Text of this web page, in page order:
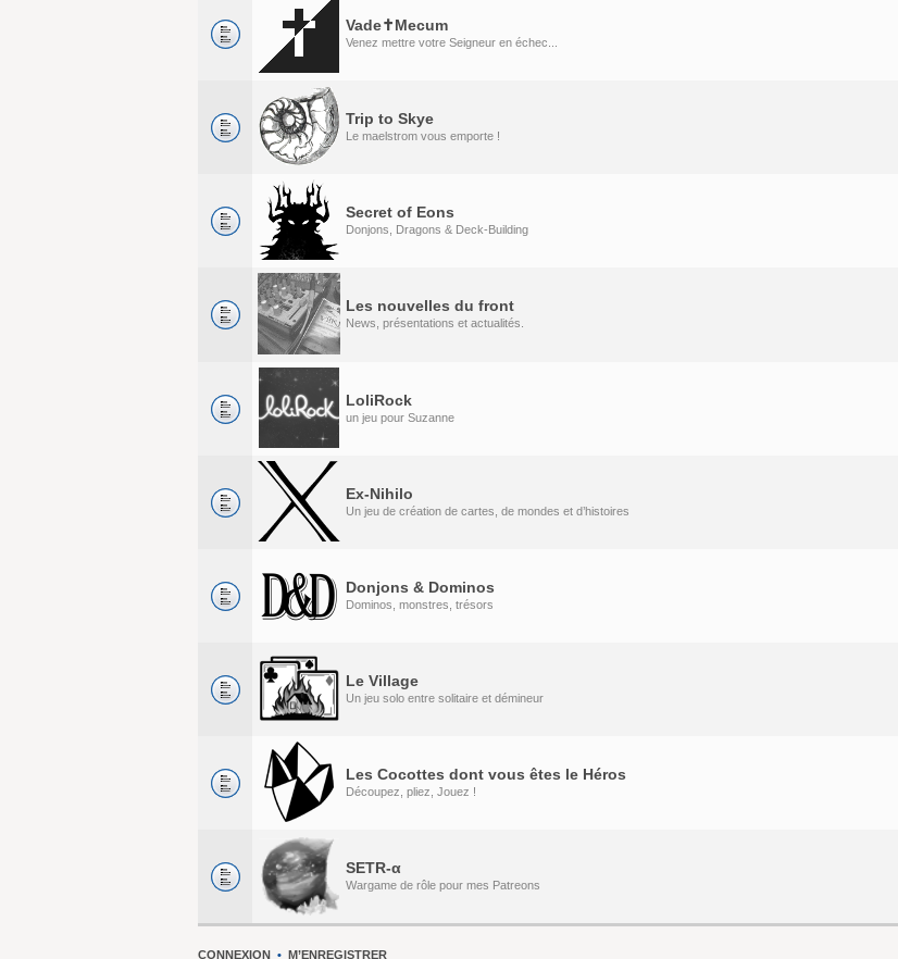
Vade✝Mecum
Venez mettre votre Seigneur en échec...
Trip to Skye
Le maelstrom vous emporte !
Secret of Eons
Donjons, Dragons & Deck-Building
Les nouvelles du front
News, présentations et actualités.
LoliRock
un jeu pour Suzanne
Ex-Nihilo
Un jeu de création de cartes, de mondes et d’histoires
Donjons & Dominos
Dominos, monstres, trésors
Le Village
Un jeu solo entre solitaire et démineur
Les Cocottes dont vous êtes le Héros
Découpez, pliez, Jouez !
SETR-α
Wargame de rôle pour mes Patreons
CONNEXION • M’ENREGISTRER